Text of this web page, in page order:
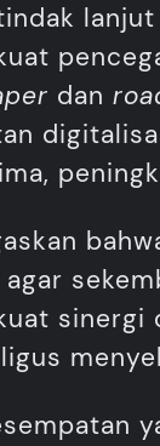
dan
sinergi